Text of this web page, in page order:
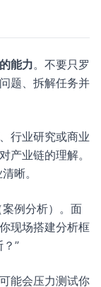
能力。不要只罗
题、拆解任务并
行业研究或商业
产业链的理解。
晰。
例分析）。面
现场搭建分析框
”
能会压力测试你